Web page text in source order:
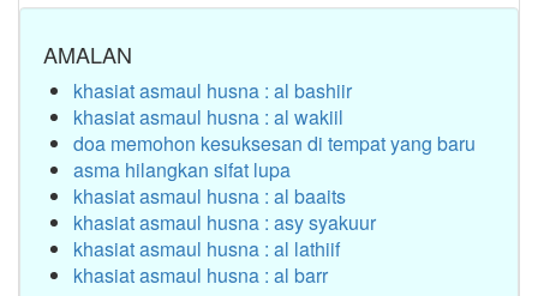
AMALAN
khasiat asmaul husna : al bashiir
khasiat asmaul husna : al wakiil
doa memohon kesuksesan di tempat yang baru
asma hilangkan sifat lupa
khasiat asmaul husna : al baaits
khasiat asmaul husna : asy syakuur
khasiat asmaul husna : al lathiif
khasiat asmaul husna : al barr